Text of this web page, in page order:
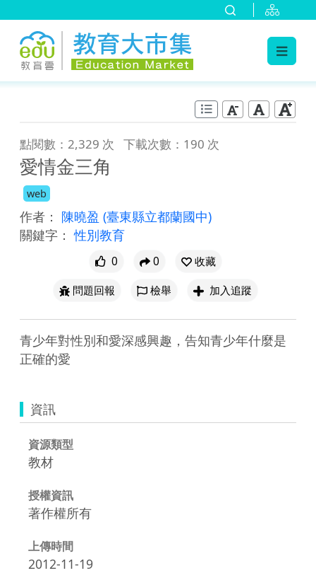
點閱數：2,329 次 下載次數：190 次
愛情金三角
web
作者： 陳曉盈 (臺東縣立都蘭國中)
關鍵字： 性別教育
0 0
收藏
問題回報
檢舉 加入追蹤
青少年對性別和愛深感興趣，告知青少年什麼是
正確的愛
資訊
資源類型
教材
授權資訊
著作權所有
上傳時間
2012-11-19